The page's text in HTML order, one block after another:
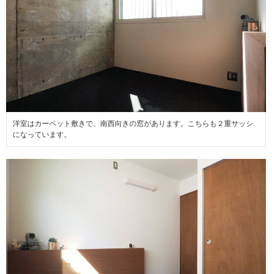
洋室はカーペット敷きで、南西向きの窓があります。こちらも２重サッシ
になっています。